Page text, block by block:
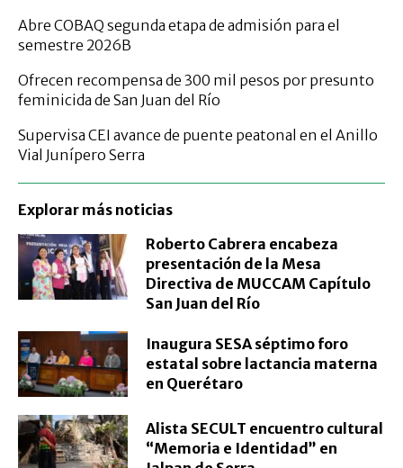
Abre COBAQ segunda etapa de admisión para el
semestre 2026B
Ofrecen recompensa de 300 mil pesos por presunto
feminicida de San Juan del Río
Supervisa CEI avance de puente peatonal en el Anillo
Vial Junípero Serra
Explorar más noticias
Roberto Cabrera encabeza
presentación de la Mesa
Directiva de MUCCAM Capítulo
San Juan del Río
Inaugura SESA séptimo foro
estatal sobre lactancia materna
en Querétaro
Alista SECULT encuentro cultural
“Memoria e Identidad” en